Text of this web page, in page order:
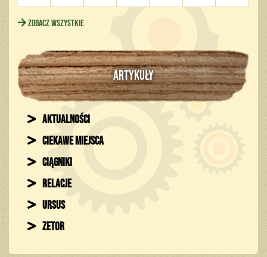
Zobacz wszystkie
ARTYKUŁY
Aktualności
Ciekawe miejsca
Ciągniki
Relacje
Ursus
Zetor